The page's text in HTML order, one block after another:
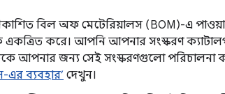
বিল অফ মেটেরিয়ালস (BOM)-এ পাওয়া
করে। আপনি আপনার সংস্করণ
আপনার জন্য সেই সংস্করণগুলো পরিচালনা
এর ব্যবহার’দেখুন।